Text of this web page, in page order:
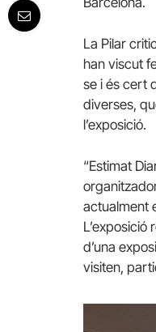
La Pilar
han viscut
se i és cert
diverses,
l’exposició.
“Estimat
actualment
d’una
visiten,